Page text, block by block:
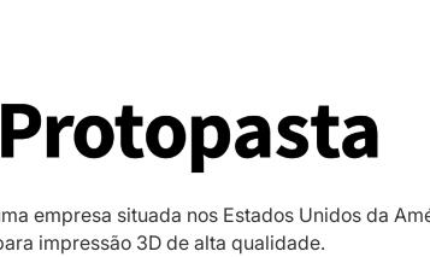
empresa situada nos Estados Unidos da
impressão 3D de alta qualidade.